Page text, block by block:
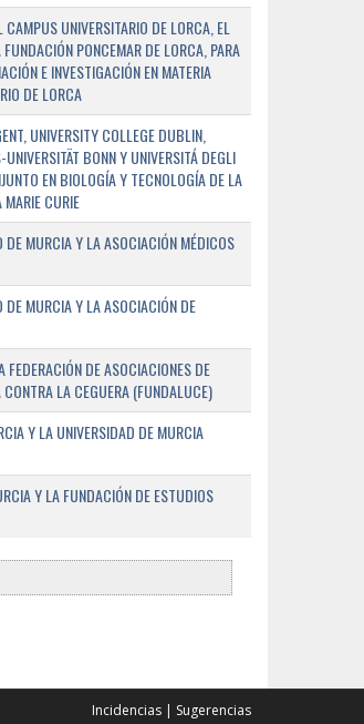
UNIVERSITARIO DE LORCA, EL
PONCEMAR DE LORCA, PARA
E INVESTIGACIÓN EN MATERIA
DE LORCA
UNIVERSITY COLLEGE DUBLIN,
BONN Y UNIVERSITÁ DEGLI
EN BIOLOGÍA Y TECNOLOGÍA DE LA
CURIE
DE MURCIA Y LA ASOCIACIÓN MÉDICOS
DE MURCIA Y LA ASOCIACIÓN DE
DE ASOCIACIONES DE
LA CEGUERA (FUNDALUCE)
Y LA UNIVERSIDAD DE MURCIA
Y LA FUNDACIÓN DE ESTUDIOS
Incidencias Sugerencias